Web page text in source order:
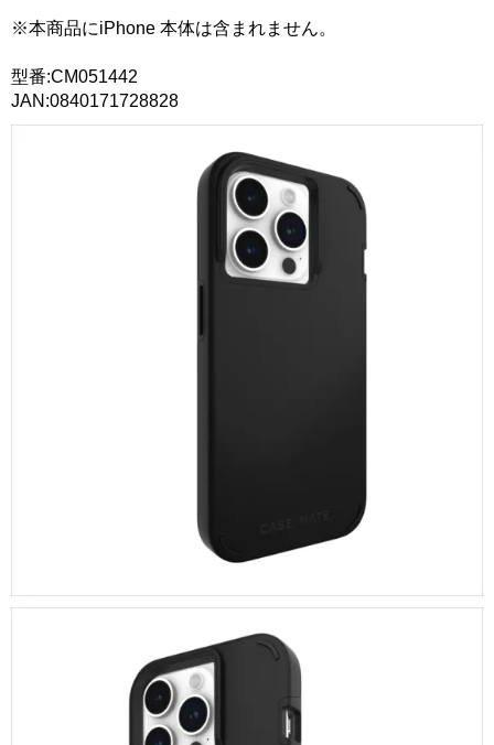
※本商品にiPhone 本体は含まれません。
型番:CM051442
JAN:0840171728828